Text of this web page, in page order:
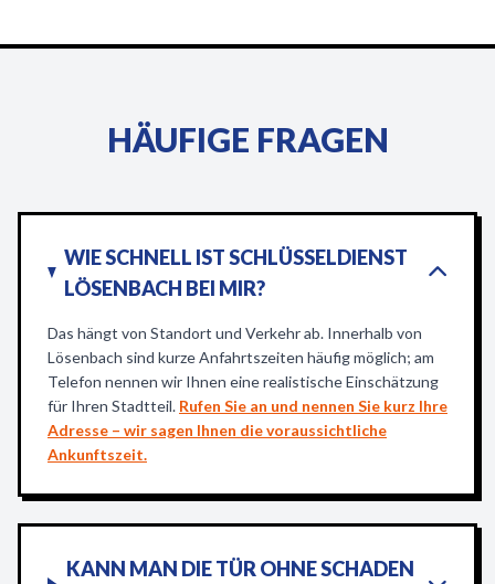
HÄUFIGE FRAGEN
WIE SCHNELL IST SCHLÜSSELDIENST
LÖSENBACH BEI MIR?
Das hängt von Standort und Verkehr ab. Innerhalb von
Lösenbach sind kurze Anfahrtszeiten häufig möglich; am
Telefon nennen wir Ihnen eine realistische Einschätzung
für Ihren Stadtteil. Rufen Sie an und nennen Sie kurz Ihre
Adresse – wir sagen Ihnen die voraussichtliche
Ankunftszeit.
KANN MAN DIE TÜR OHNE SCHADEN